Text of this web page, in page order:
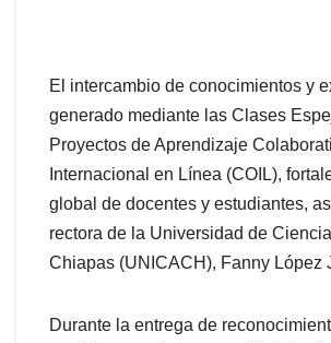
El intercambio de conocimientos y
generado mediante las Clases
Proyectos de Aprendizaje
Internacional en Línea (COIL),
global de docentes y estudiantes,
rectora de la Universidad de
Chiapas (UNICACH), Fanny López
Durante la entrega de